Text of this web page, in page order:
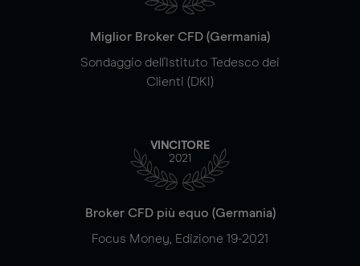
Miglior Broker CFD (Germania)
Sondaggio dell'Istituto Tedesco dei
Clienti (DKI)
VINCITORE
2021
Broker CFD più equo (Germania)
Focus Money, Edizione 19-2021